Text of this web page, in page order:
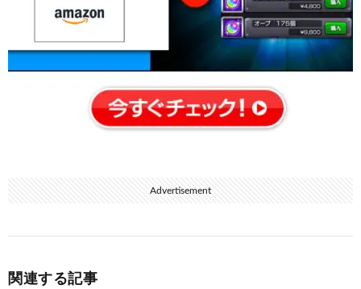
Advertisement
関連する記事